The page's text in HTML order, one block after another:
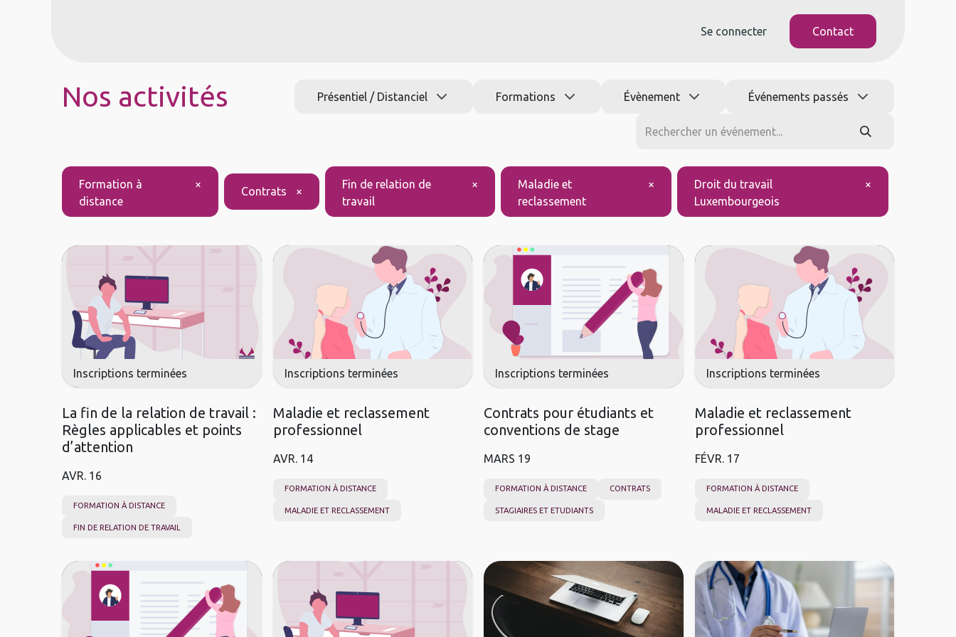
Se connecter Contact
Nos activités Présentiel / Distanciel Formations Évènement Événements passés
Formation à
distance
×
Contrats ×
Fin de relation de
travail
×
Maladie et
reclassement
×
Droit du travail
Luxembourgeois
×
Inscriptions terminées
La fin de la relation de travail :
Règles applicables et points
d’attention
AVR. 16
FORMATION À DISTANCE
FIN DE RELATION DE TRAVAIL
Inscriptions terminées
Maladie et reclassement
professionnel
AVR. 14
FORMATION À DISTANCE
MALADIE ET RECLASSEMENT
Inscriptions terminées
Contrats pour étudiants et
conventions de stage
MARS 19
FORMATION À DISTANCE CONTRATS
STAGIAIRES ET ETUDIANTS
Inscriptions terminées
Maladie et reclassement
professionnel
FÉVR. 17
FORMATION À DISTANCE
MALADIE ET RECLASSEMENT